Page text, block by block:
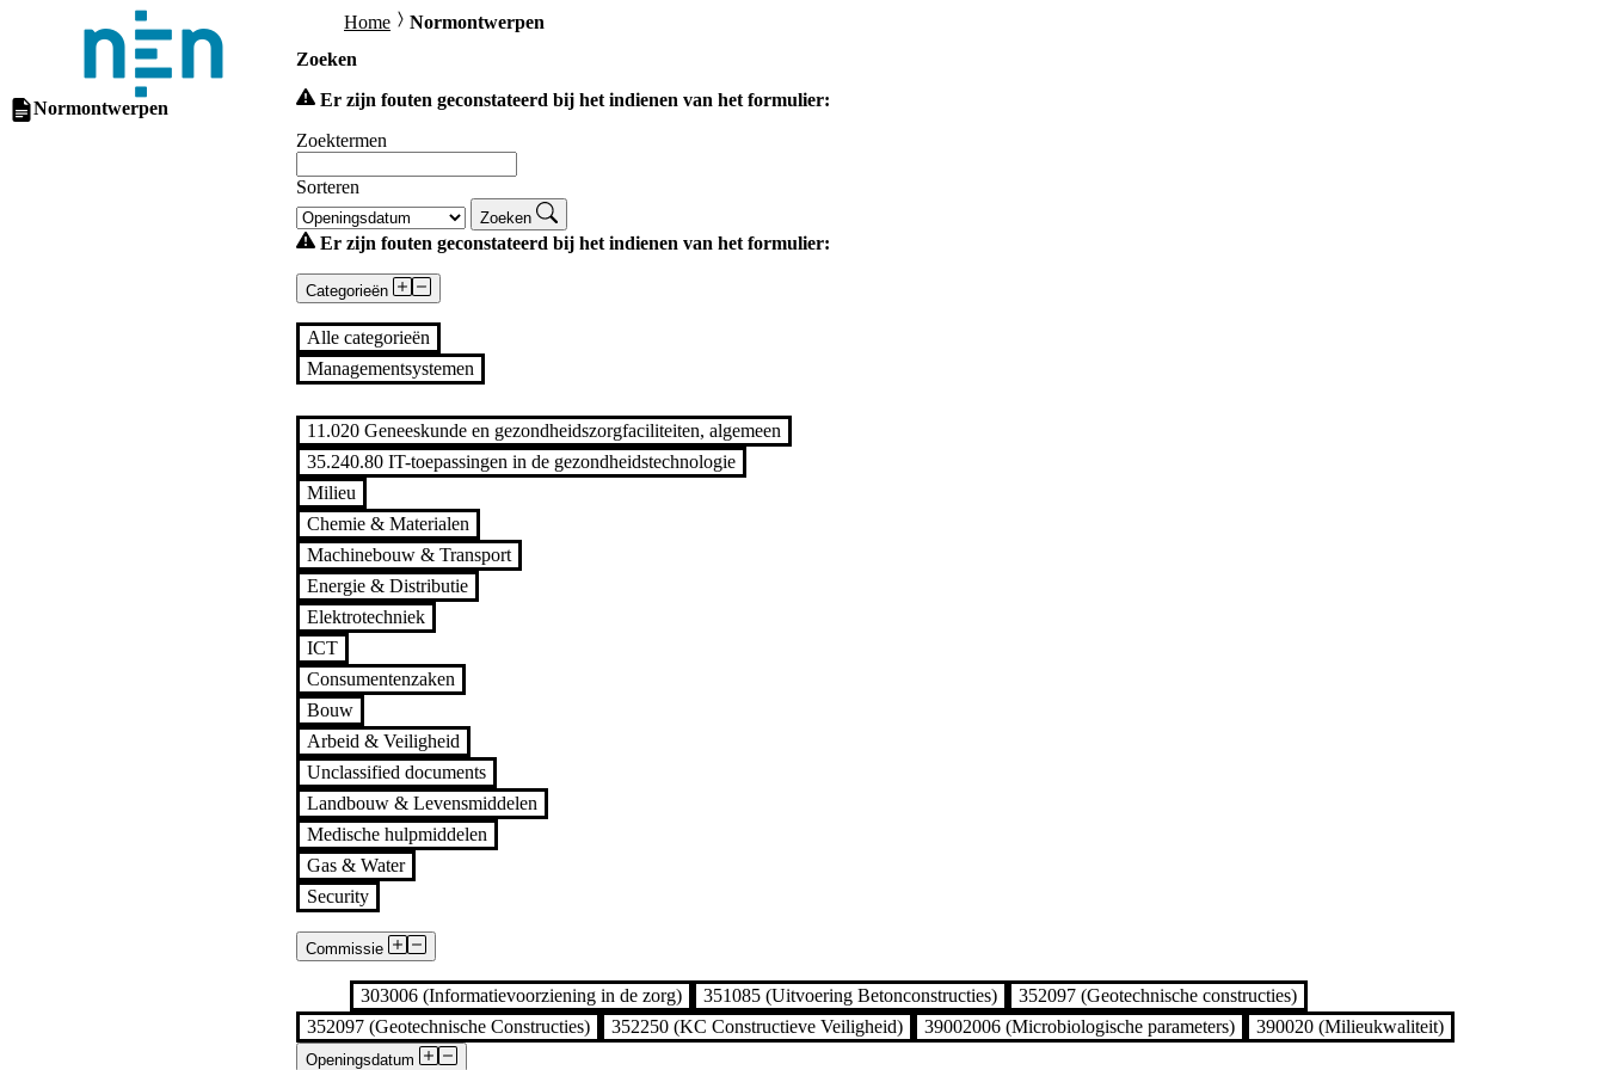
Normontwerpen
Home
Normontwerpen
Zoeken
Er zijn fouten geconstateerd bij het indienen van het formulier:
Zoektermen
Sorteren
Zoeken
Er zijn fouten geconstateerd bij het indienen van het formulier:
Categorieën
Alle categorieën
Managementsystemen
11.020 Geneeskunde en gezondheidszorgfaciliteiten, algemeen
35.240.80 IT-toepassingen in de gezondheidstechnologie
Milieu
Chemie & Materialen
Machinebouw & Transport
Energie & Distributie
Elektrotechniek
ICT
Consumentenzaken
Bouw
Arbeid & Veiligheid
Unclassified documents
Landbouw & Levensmiddelen
Medische hulpmiddelen
Gas & Water
Security
Commissie
303006 (Informatievoorziening in de zorg) 351085 (Uitvoering Betonconstructies)
352097 (Geotechnische constructies)
352097 (Geotechnische Constructies)
352250 (KC Constructieve Veiligheid) 39002006 (Microbiologische parameters) 390020 (Milieukwaliteit)
Openingsdatum